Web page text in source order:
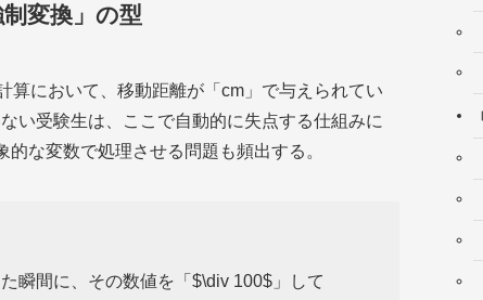
変換」の型
算において、移動距離が「cm」で与えられてい
い受験生は、ここで自動的に失点する仕組みに
な変数で処理させる問題も頻出する。
瞬間に、その数値を「$\div 100$」して